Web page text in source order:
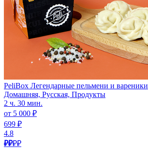
PeliBox Легендарные пельмени и вареники
Домашняя, Русская, Продукты
2 ч. 30 мин.
от 5 000 ₽
699 ₽
4.8
₽₽₽₽